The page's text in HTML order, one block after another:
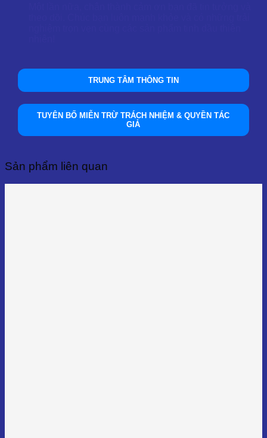
TRUNG TÂM THÔNG TIN
TUYÊN BỐ MIỄN TRỪ TRÁCH NHIỆM & QUYỀN TÁC
GIẢ
Sản phẩm liên quan